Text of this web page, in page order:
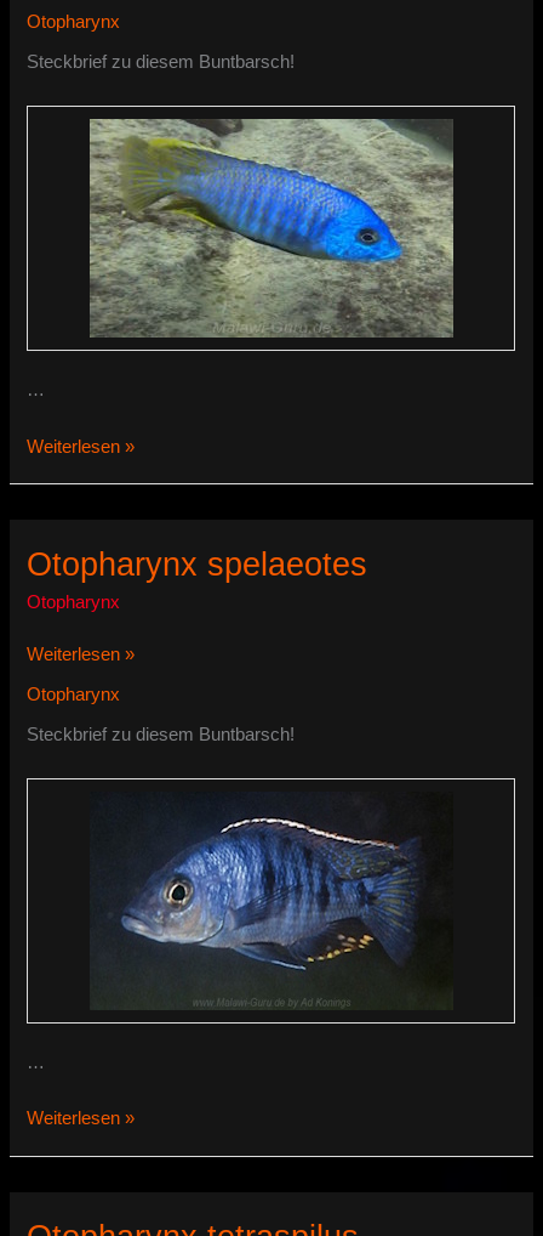
‚heterodon
nankumba‘
Otopharynx
Steckbrief zu diesem Buntbarsch!
…
Otopharynx
Weiterlesen »
Otopharynx spelaeotes
Otopharynx
Otopharynx
Weiterlesen »
Otopharynx
Steckbrief zu diesem Buntbarsch!
…
Otopharynx
Weiterlesen »